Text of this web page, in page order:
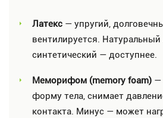
Латекс — упругий,
вентилируется.
синтетический — доступнее.
Меморифом (memory foam) —
форму тела, снимает
контакта. Минус — может